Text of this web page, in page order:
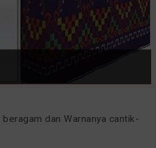
dan Warnanya cantik-